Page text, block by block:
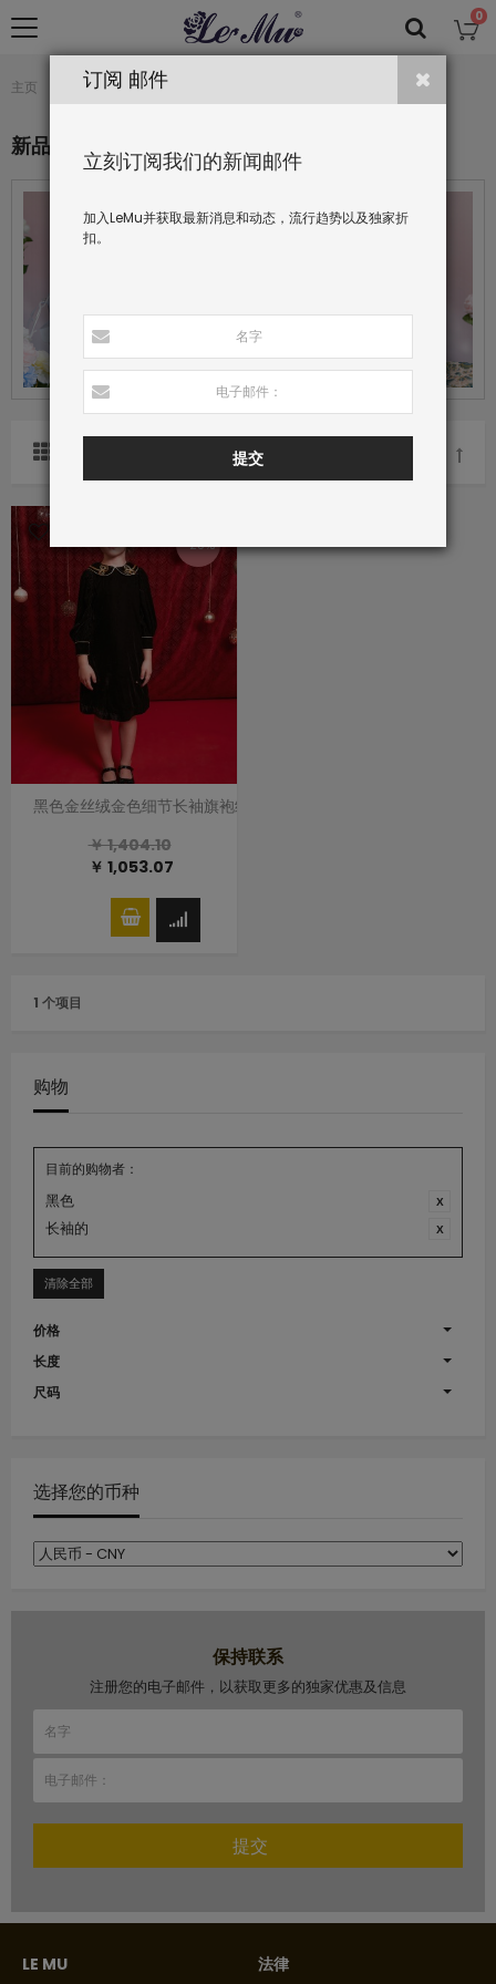
0
主页 收藏 新品
新品
分类依据
-25%
黑色金丝绒金色细节长袖旗袍细节连衣裙礼服裙
￥ 1,404.10
￥ 1,053.07
1 个项目
购物
目前的购物者：
黑色
长袖的
清除全部
价格
长度
尺码
选择您的币种
订阅 邮件
立刻订阅我们的新闻邮件
加入LeMu并获取最新消息和动态，流行趋势以及独家折
扣。
提交
保持联系
注册您的电子邮件，以获取更多的独家优惠及信息
提交
LE MU 法律